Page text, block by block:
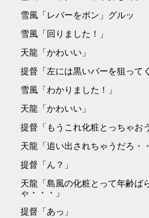
雪風「レバーをポン」グルッ
雪風「回りました！」
天龍「かわいい」
提督「左には黒いバーを狙って
雪風「わかりました！」
天龍「かわいい」
提督「もうこれ化粧とっちゃお
天龍「追い出されちゃうだろ・
提督「ん？」
天龍「島風の化粧とって年齢ば
ゃ・・・」
提督「あっ」